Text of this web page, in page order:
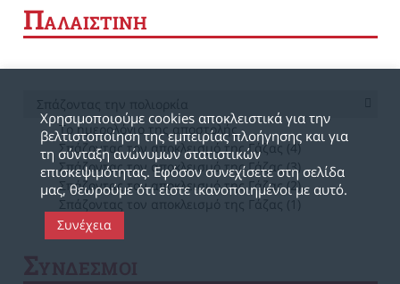
ΠΑΛΑΙΣΤΙΝΗ
Το ημερολόγιο της αποστολής
Σπάζοντας τον αποκλεισμό της Γάζας (4)
Σπάζοντας τον αποκλεισμό της Γάζας (3)
Σπάζοντας τον αποκλεισμό της Γάζας (2)
Σπάζοντας τον αποκλεισμό της Γάζας (1)
Χρησιμοποιούμε cookies αποκλειστικά για την
βελτιστοποίηση της εμπειρίας πλοήγησης και για
τη σύνταξη ανώνυμων στατιστικών
επισκεψιμότητας. Εφόσον συνεχίσετε στη σελίδα
μας, θεωρούμε ότι είστε ικανοποιημένοι με αυτό.
Συνέχεια